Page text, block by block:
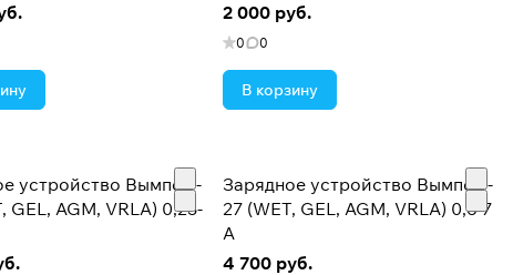
2 000 руб.
0 0
В корзину
устройство Вымпел -
GEL, AGM, VRLA) 0,25-
Зарядное устройство Вымпел -
27 (WET, GEL, AGM, VRLA) 0,6-7
А
4 700 руб.